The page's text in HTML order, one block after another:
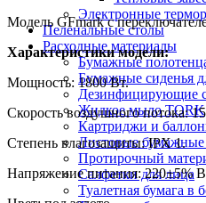
Электронные
Пеленальные столы
Расходные материалы
Бумажные
Бумажные сиденья
Дезинфицирующие
Жидкое мыло TORK
Картриджи и
Листовые бумажные
Протирочный
Салфетки для лица
Туалетная бумага в
Модель GFmark с
Характеристики модели:
Мощность: 1800 Вт.
Скорость воздушного потока:
Степень влагозащиты: IPX 1.
Напряжение питания: 220±5%